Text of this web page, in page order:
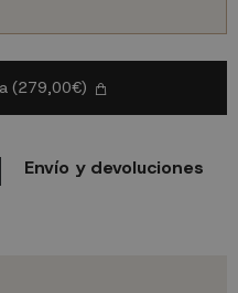
(279,00€)
Envío y devoluciones